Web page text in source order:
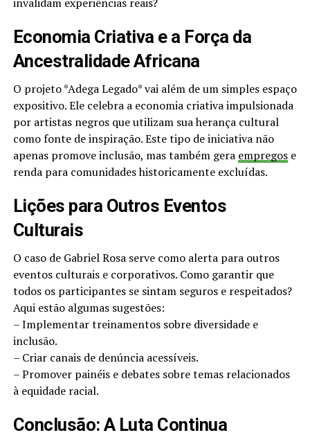
invalidam experiências reais?
Economia Criativa e a Força da
Ancestralidade Africana
O projeto *Adega Legado* vai além de um simples espaço
expositivo. Ele celebra a economia criativa impulsionada
por artistas negros que utilizam sua herança cultural
como fonte de inspiração. Este tipo de iniciativa não
apenas promove inclusão, mas também gera empregose
renda para comunidades historicamente excluídas.
Lições para Outros Eventos
Culturais
O caso de Gabriel Rosa serve como alerta para outros
eventos culturais e corporativos. Como garantir que
todos os participantes se sintam seguros e respeitados?
Aqui estão algumas sugestões:
– Implementar treinamentos sobre diversidade e
inclusão.
– Criar canais de denúncia acessíveis.
– Promover painéis e debates sobre temas relacionados
à equidade racial.
Conclusão: A Luta Continua